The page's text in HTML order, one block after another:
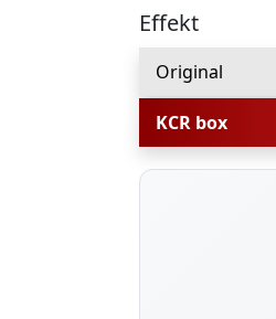
Effekt
Original
KCR box